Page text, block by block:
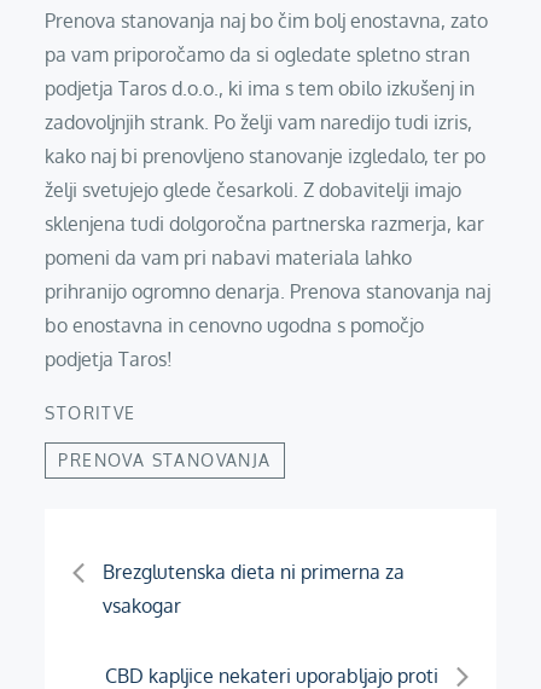
Prenova stanovanja naj bo čim bolj enostavna, zato
pa vam priporočamo da si ogledate spletno stran
podjetja Taros d.o.o., ki ima s tem obilo izkušenj in
zadovoljnjih strank. Po želji vam naredijo tudi izris,
kako naj bi prenovljeno stanovanje izgledalo, ter po
želji svetujejo glede česarkoli. Z dobavitelji imajo
sklenjena tudi dolgoročna partnerska razmerja, kar
pomeni da vam pri nabavi materiala lahko
prihranijo ogromno denarja. Prenova stanovanja naj
bo enostavna in cenovno ugodna s pomočjo
podjetja Taros!
STORITVE
PRENOVA STANOVANJA
Navigacija
prispevka
Brezglutenska dieta ni primerna za
vsakogar
CBD kapljice nekateri uporabljajo proti